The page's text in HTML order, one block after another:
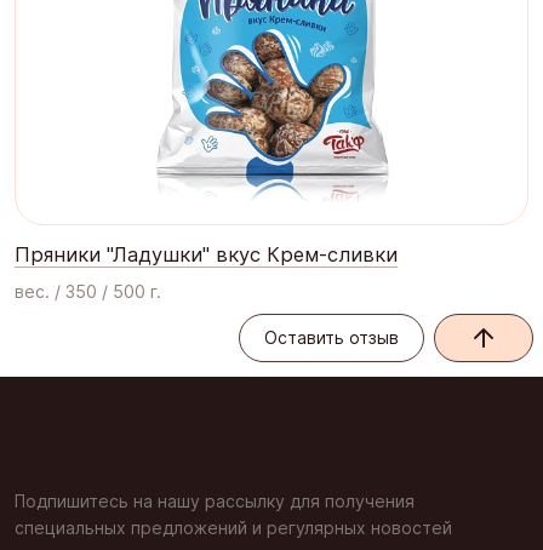
Пряники "Ладушки" вкус Крем-сливки
вес. / 350 / 500 г.
Оставить отзыв
Подпишитесь на нашу рассылку для получения
специальных предложений и регулярных новостей